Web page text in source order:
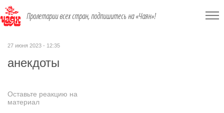
Пролетарии всех стран, подпишитесь на «Чаян»!
27 июня 2023 - 12:35
анекдоты
Оставьте реакцию на
материал